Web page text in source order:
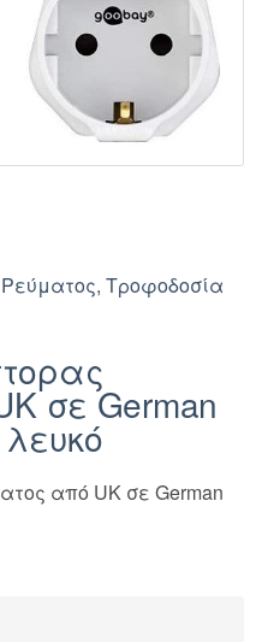
, Τροφοδοσία
σε German
από UK σε German